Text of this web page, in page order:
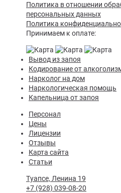
Политика в отношении
персональных данных
Политика
Принимаем к оплате:
Вывод из запоя
Кодирование от
Нарколог на дом
Наркологическая помощь
Капельница от запоя
Персонал
Цены
Лицензии
Отзывы
Карта сайта
Статьи
Туапсе, Ленина 19
+7 (928) 039-08-20